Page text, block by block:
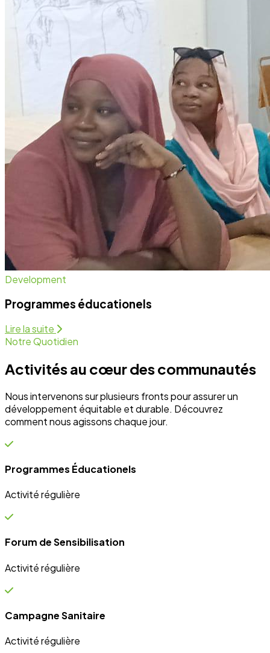
Development
Programmes éducationels
Notre Quotidien
Activités au cœur des communautés
Nous intervenons sur plusieurs fronts pour assurer un
développement équitable et durable. Découvrez
comment nous agissons chaque jour.
Programmes Éducationels
Activité régulière
Activité régulière
Activité régulière
Ateliers communautaires
Activité régulière